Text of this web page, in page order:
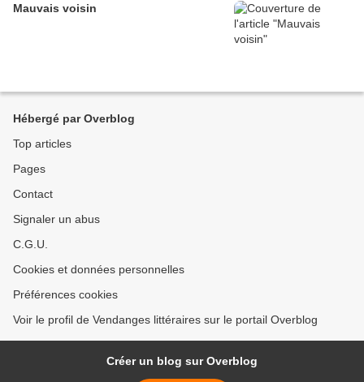
Mauvais voisin
Hébergé par Overblog
Top articles
Pages
Contact
Signaler un abus
C.G.U.
Cookies et données personnelles
Préférences cookies
Voir le profil de Vendanges littéraires sur le portail Overblog
Créer un blog sur Overblog